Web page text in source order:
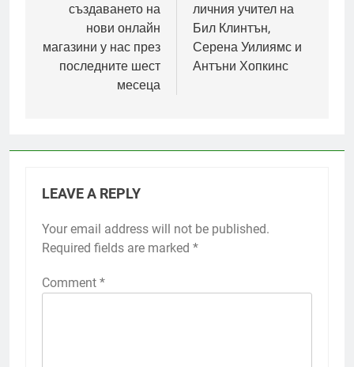
създаването на
нови онлайн
магазини у нас през
последните шест
месеца
личния учител на
Бил Клинтън,
Серена Уилиямс и
Антъни Хопкинс
LEAVE A REPLY
Your email address will not be published.
Required fields are marked *
Comment *